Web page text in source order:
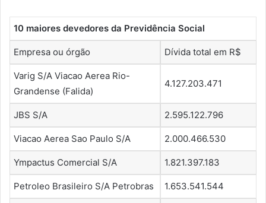
10 maiores devedores da Previdência Social
Empresa ou órgão Dívida total em R$
Varig S/A Viacao Aerea Rio-
Grandense (Falida)
4.127.203.471
JBS S/A 2.595.122.796
Viacao Aerea Sao Paulo S/A 2.000.466.530
Ympactus Comercial S/A 1.821.397.183
Petroleo Brasileiro S/A Petrobras 1.653.541.544